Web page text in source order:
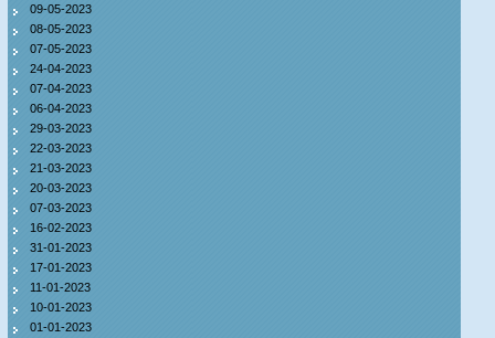
09-05-2023
08-05-2023
07-05-2023
24-04-2023
07-04-2023
06-04-2023
29-03-2023
22-03-2023
21-03-2023
20-03-2023
07-03-2023
16-02-2023
31-01-2023
17-01-2023
11-01-2023
10-01-2023
01-01-2023